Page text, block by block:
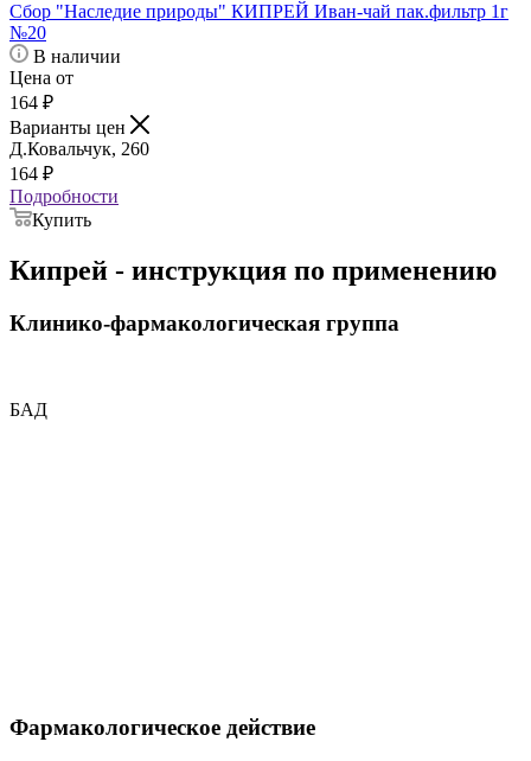
Сбор "Наследие природы" КИПРЕЙ Иван-чай пак.фильтр 1г
№20
В наличии
Цена от
164 ₽
Варианты цен
Д.Ковальчук, 260
164 ₽
Подробности
Купить
Кипрей - инструкция по применению
Клинико-фармакологическая группа
БАД
Фармакологическое действие